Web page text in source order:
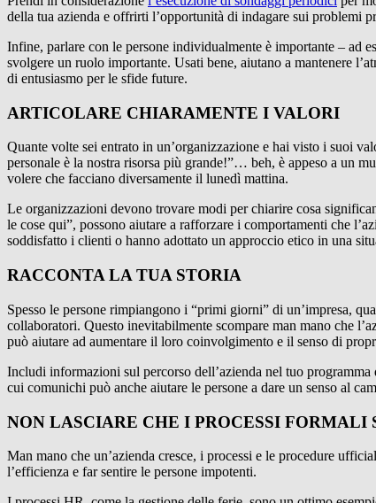
della tua azienda e offrirti l’opportunità di indagare sui problemi
Infine, parlare con le persone individualmente è importante – ad
svolgere un ruolo importante. Usati bene, aiutano a mantenere
di entusiasmo per le sfide future.
ARTICOLARE CHIARAMENTE I VALORI
Quante volte sei entrato in un’organizzazione e hai visto i suoi
personale è la nostra risorsa più grande!”… beh, è ​​appeso a un
volere che facciano diversamente il lunedì mattina.
Le organizzazioni devono trovare modi per chiarire cosa
le cose qui”, possono aiutare a rafforzare i comportamenti che
soddisfatto i clienti o hanno adottato un approccio etico in una
RACCONTA LA TUA STORIA
Spesso le persone rimpiangono i “primi giorni” di un’impresa,
collaboratori. Questo inevitabilmente scompare man mano che
può aiutare ad aumentare il loro coinvolgimento e il senso di
Includi informazioni sul percorso dell’azienda nel tuo
cui comunichi può anche aiutare le persone a dare un senso al
NON LASCIARE CHE I PROCESSI FORMALI
Man mano che un’azienda cresce, i processi e le procedure
l’efficienza e far sentire le persone impotenti.